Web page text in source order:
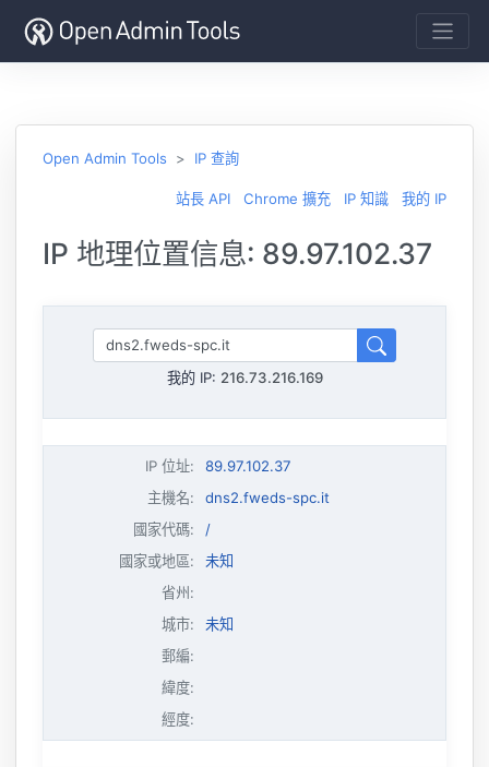
Open Admin Tools IP 查詢
站長 API Chrome 擴充 IP 知識 我的 IP
IP 地理位置信息: 89.97.102.37
我的 IP: 216.73.216.169
IP 位址:
89.97.102.37
主機名:
dns2.fweds-spc.it
國家代碼:
/
國家或地區:
未知
省州:
城市:
未知
郵編:
緯度:
經度: